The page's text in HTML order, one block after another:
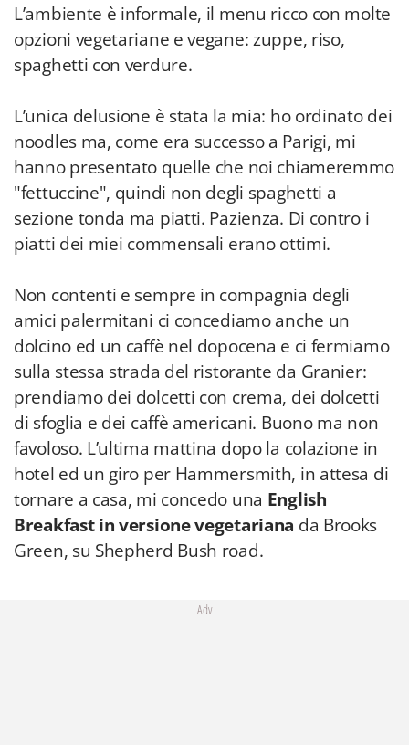
L’ambiente è informale, il menu ricco con molte
opzioni vegetariane e vegane: zuppe, riso,
spaghetti con verdure.
L’unica delusione è stata la mia: ho ordinato dei
noodles ma, come era successo a Parigi, mi
hanno presentato quelle che noi chiameremmo
"fettuccine", quindi non degli spaghetti a
sezione tonda ma piatti. Pazienza. Di contro i
piatti dei miei commensali erano ottimi.
Non contenti e sempre in compagnia degli
amici palermitani ci concediamo anche un
dolcino ed un caffè nel dopocena e ci fermiamo
sulla stessa strada del ristorante da Granier:
prendiamo dei dolcetti con crema, dei dolcetti
di sfoglia e dei caffè americani. Buono ma non
favoloso. L’ultima mattina dopo la colazione in
hotel ed un giro per Hammersmith, in attesa di
tornare a casa, mi concedo una English
Breakfast in versione vegetariana da Brooks
Green, su Shepherd Bush road.
Adv